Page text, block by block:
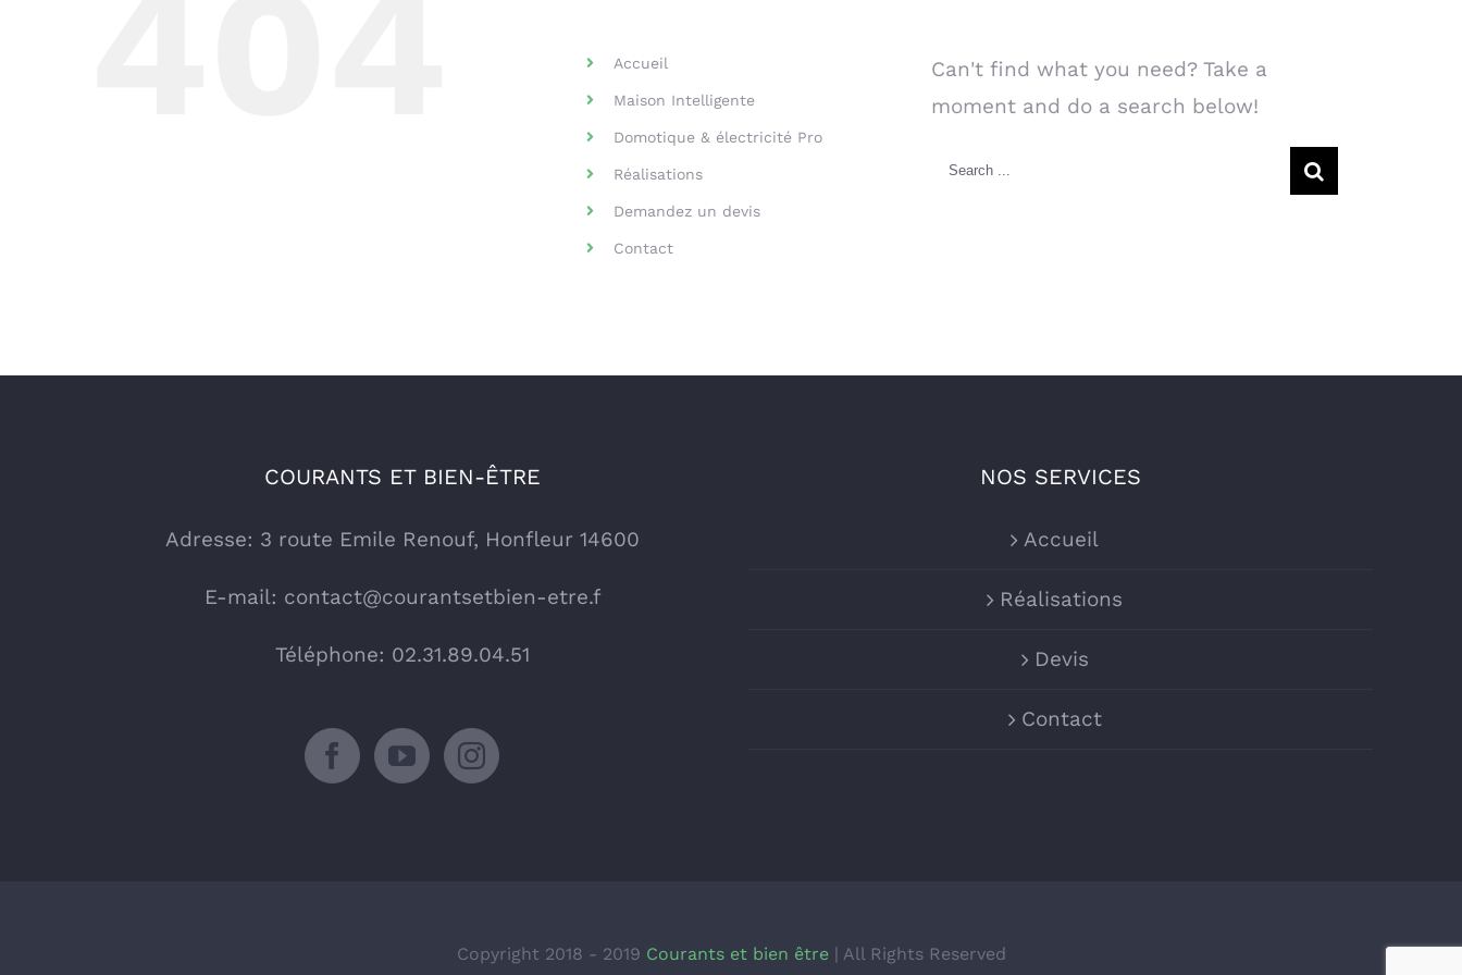
Accueil
Maison Intelligente
Domotique & électricité Pro
Réalisations
Demandez un devis
Contact
Can't find what you need? Take a
moment and do a search below!
Search
COURANTS ET BIEN-ÊTRE
Adresse: 3 route Emile Renouf, Honfleur 14600
E-mail: contact@courantsetbien-etre.f
Téléphone: 02.31.89.04.51
NOS SERVICES
Accueil
Réalisations
Devis
Contact
Copyright 2018 - 2019 Courants et bien être | All Rights Reserved